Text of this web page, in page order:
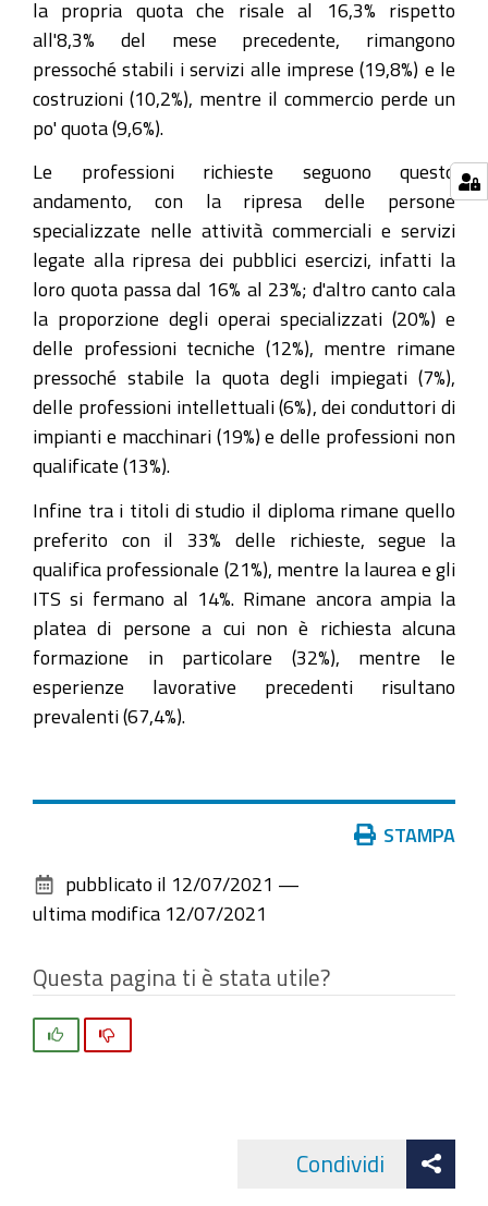
la propria quota che risale al 16,3% rispetto
all'8,3% del mese precedente, rimangono
pressoché stabili i servizi alle imprese (19,8%) e le
costruzioni (10,2%), mentre il commercio perde un
po' quota (9,6%).
Le professioni richieste seguono questo
andamento, con la ripresa delle persone
specializzate nelle attività commerciali e servizi
legate alla ripresa dei pubblici esercizi, infatti la
loro quota passa dal 16% al 23%; d'altro canto cala
la proporzione degli operai specializzati (20%) e
delle professioni tecniche (12%), mentre rimane
pressoché stabile la quota degli impiegati (7%),
delle professioni intellettuali (6%), dei conduttori di
impianti e macchinari (19%) e delle professioni non
qualificate (13%).
Infine tra i titoli di studio il diploma rimane quello
preferito con il 33% delle richieste, segue la
qualifica professionale (21%), mentre la laurea e gli
ITS si fermano al 14%. Rimane ancora ampia la
platea di persone a cui non è richiesta alcuna
formazione in particolare (32%), mentre le
esperienze lavorative precedenti risultano
prevalenti (67,4%).
documento
STAMPA
pubblicato il 12/07/2021 —
ultima modifica 12/07/2021
Questa pagina ti è stata utile?
Condividi